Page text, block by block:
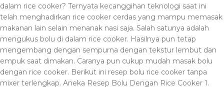
dalam rice cooker? Ternyata kecanggihan teknologi saat ini
telah menghadirkan rice cooker cerdas yang mampu memasak
makanan lain selain menanak nasi saja. Salah satunya adalah
mengukus bolu di dalam rice cooker. Hasilnya pun tetap
mengembang dengan sempurna dengan tekstur lembut dan
empuk saat dimakan. Caranya pun cukup mudah masak bolu
dengan rice cooker. Berikut ini resep bolu rice cooker tanpa
mixer terlengkap. Aneka Resep Bolu Dengan Rice Cooker 1.